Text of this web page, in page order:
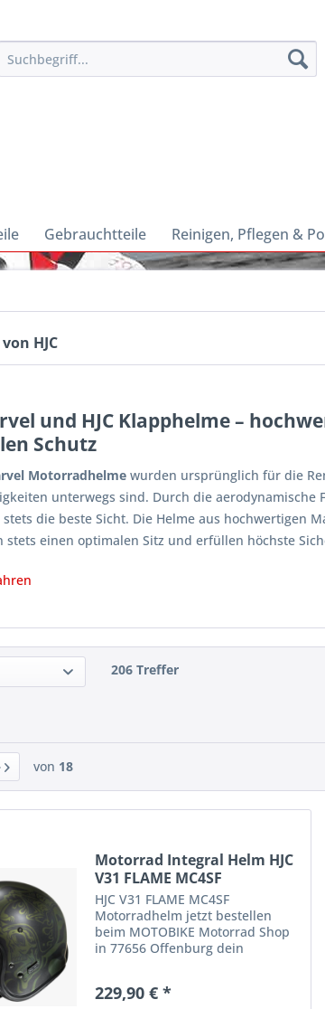
Gebrauchtteile Reinigen, Pflegen &
HJC
und HJC Klapphelme –
Schutz
Motorradhelme wurden ursprünglich für die
unterwegs sind. Durch die aerodynamische
die beste Sicht. Die Helme aus hochwertigen
stets einen optimalen Sitz und erfüllen höchste
206 Treffer
von 18
Motorrad Integral Helm HJC
V31 FLAME MC4SF
HJC V31 FLAME MC4SF
Motorradhelm jetzt bestellen
beim MOTOBIKE Motorrad Shop
in 77656 Offenburg dein
Scrambler, Peugeot Scooter,
229,90 € *